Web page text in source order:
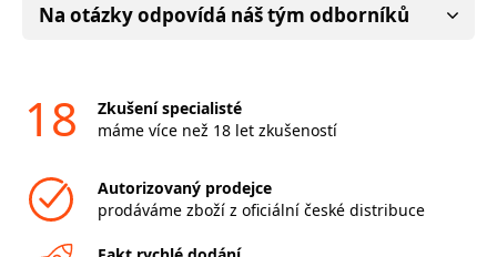
Na otázky odpovídá náš tým odborníků
18
Zkušení specialisté
máme více než 18 let zkušeností
Autorizovaný prodejce
prodáváme zboží z oficiální české distribuce